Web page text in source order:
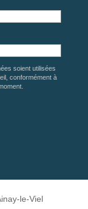
soient utilisées
conformément à
le-Viel